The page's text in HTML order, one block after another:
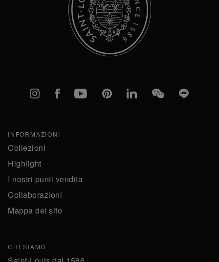
Instagram
FacebookYouTubePinterestlinkedInWeChatLine
INFORMAZIONI
Collezioni
Highlight
I nostri punti vendita
Collaborazioni
Mappa del sito
CHI SIAMO